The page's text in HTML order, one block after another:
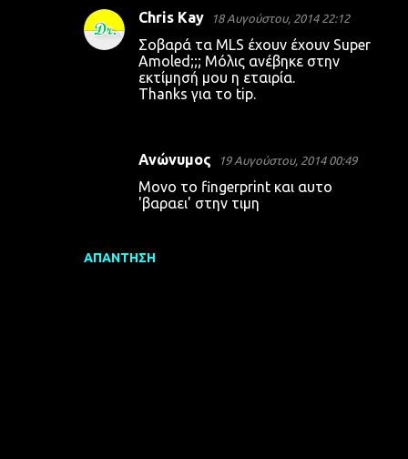
ΑΠΆΝΤΗΣΗ
Chris Kay 18 Αυγούστου, 2014 22:12
Σοβαρά τα MLS έχουν έχουν Super
Amoled;;; Μόλις ανέβηκε στην
εκτίμησή μου η εταιρία.
Thanks για το tip.
Ανώνυμος 19 Αυγούστου, 2014 00:49
Μονο το fingerprint και αυτο
'βαραει' στην τιμη